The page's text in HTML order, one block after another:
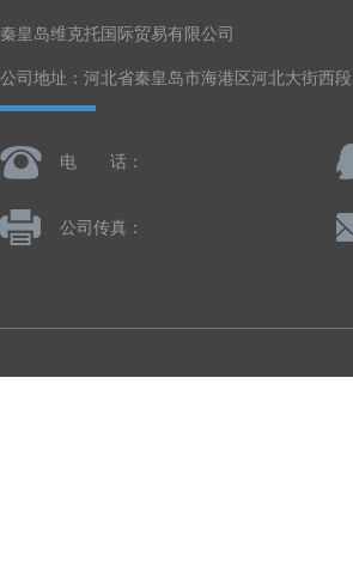
秦皇岛维克托国际贸易有限公司
公司地址：河北省秦皇岛市海港区河北大街西
电 话：
公司传真：